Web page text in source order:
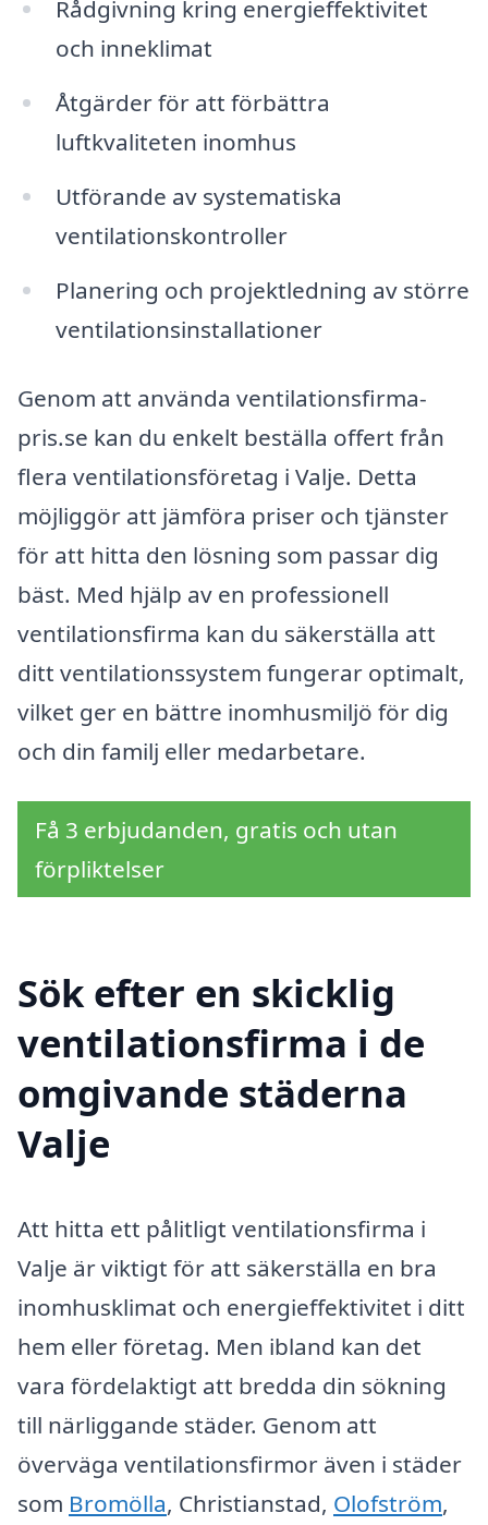
Rådgivning kring energieffektivitet
och inneklimat
Åtgärder för att förbättra
luftkvaliteten inomhus
Utförande av systematiska
ventilationskontroller
Planering och projektledning av större
ventilationsinstallationer
Genom att använda ventilationsfirma-
pris.se kan du enkelt beställa offert från
flera ventilationsföretag i Valje. Detta
möjliggör att jämföra priser och tjänster
för att hitta den lösning som passar dig
bäst. Med hjälp av en professionell
ventilationsfirma kan du säkerställa att
ditt ventilationssystem fungerar optimalt,
vilket ger en bättre inomhusmiljö för dig
och din familj eller medarbetare.
Få 3 erbjudanden, gratis och utan
förpliktelser
Sök efter en skicklig
ventilationsfirma i de
omgivande städerna
Valje
Att hitta ett pålitligt ventilationsfirma i
Valje är viktigt för att säkerställa en bra
inomhusklimat och energieffektivitet i ditt
hem eller företag. Men ibland kan det
vara fördelaktigt att bredda din sökning
till närliggande städer. Genom att
överväga ventilationsfirmor även i städer
som Bromölla, Christianstad, Olofström,